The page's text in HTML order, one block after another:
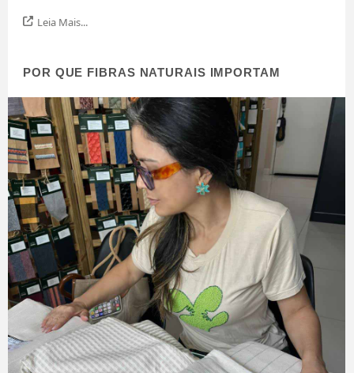
Leia Mais...
POR QUE FIBRAS NATURAIS IMPORTAM